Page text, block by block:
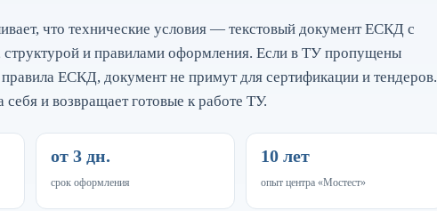
что технические условия — текстовый документ ЕСКД с
структурой и правилами оформления. Если в ТУ пропущены
ЕСКД, документ не примут для сертификации и тендеров.
и возвращает готовые к работе ТУ.
от 3 дн.
срок оформления
10 лет
опыт центра «Мостест»